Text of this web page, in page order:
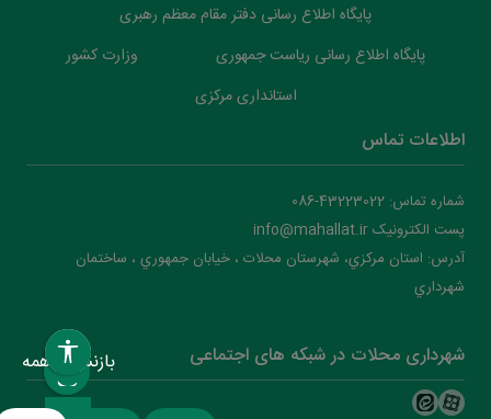
پایگاه اطلاع رسانی دفتر مقام معظم رهبری
پایگاه اطلاع رسانی ریاست جمهوری
وزارت کشور
استانداری مرکزی
اطلاعات تماس
شماره تماس: 43223022-086
پست الکترونیک info@mahallat.ir
آدرس: استان مرکزي، شهرستان محلات ‌‌‌، خيابان جمهوري ، ساختمان
شهرداري
شهرداری محلات در شبکه های اجتماعی بازنشانی همه